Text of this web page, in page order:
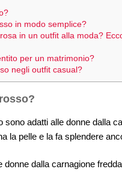
in modo semplice?
in un outfit alla moda?
per un matrimonio?
negli outfit casual?
sono adatti alle donne dalla
la pelle e la fa splendere
donne dalla carnagione